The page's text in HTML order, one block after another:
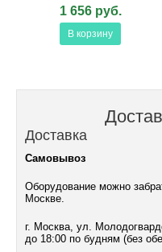
1 656 руб.
В корзину
Доставка
Самовывоз
Оборудование можно
Москве.
г. Москва, ул.
до 18:00 по будням (без